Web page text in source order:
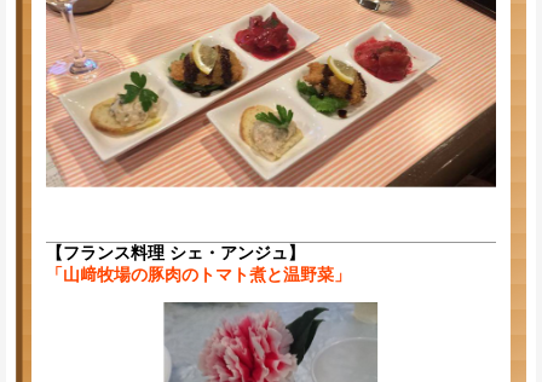
【フランス料理 シェ・アンジュ】
「山﨑牧場の豚肉のトマト煮と温野菜」